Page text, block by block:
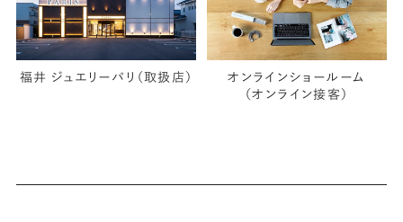
福井 ジュエリーパリ（取扱店）
オンラインショールーム
（オンライン接客）